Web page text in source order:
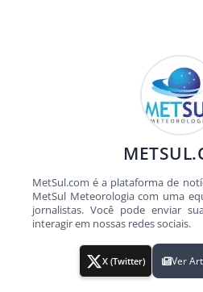
MetSul.com é a plataforma de
MetSul Meteorologia com uma
jornalistas. Você pode enviar
interagir em nossas redes sociais.
X (Twitter) Ver